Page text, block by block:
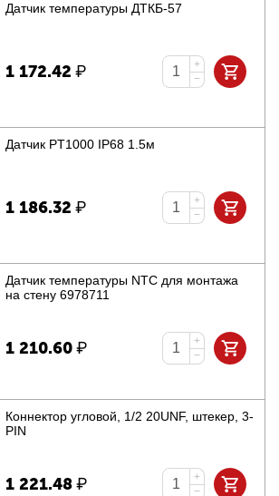
Датчик температуры ДТКБ-57
1 172.42 ₽
+
−
Датчик PT1000 IP68 1.5м
1 186.32 ₽
+
−
Датчик температуры NTC для монтажа
на стену 6978711
1 210.60₽
+
−
Коннектор угловой, 1/2 20UNF, штекер, 3-
PIN
1 221.48₽
+
−